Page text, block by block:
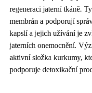
regeneraci jaterní tkáně.
membrán a podporují
kapslí a jejich užívání je
jaterních onemocnění.
aktivní složka kurkumy,
podporuje detoxikační